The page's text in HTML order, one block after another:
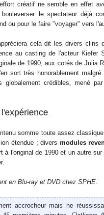
créatif ne semble en effet
bouleverser le spectateur déjà
ou pour le faire "voyager" vers
cela dit les divers clins
au casting de l'acteur Kiefer
de 1990, aux cotés de Julia
sort très honorablement malgré
crédibles, mené
.
somme toute assez
étendue ; divers modules
à l'original de 1990 et un autre
en Blu-ray et DVD chez SPHE.
accrocheur mais ne